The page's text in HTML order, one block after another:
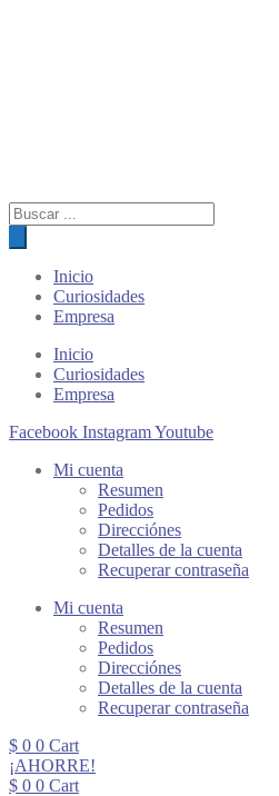
Búsqueda
de
productos
Inicio
Curiosidades
Empresa
Inicio
Curiosidades
Empresa
Facebook InstagramYoutube
Mi cuenta
Resumen
Pedidos
Direcciónes
Detalles de la cuenta
Recuperar contraseña
Mi cuenta
Resumen
Pedidos
Direcciónes
Detalles de la cuenta
Recuperar contraseña
$ 0 0 Cart
¡AHORRE!
$ 0 0 Cart